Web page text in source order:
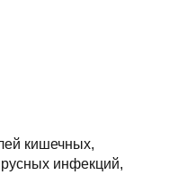
кишечных,
инфекций,